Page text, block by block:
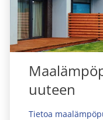
uuteen
Tietoa